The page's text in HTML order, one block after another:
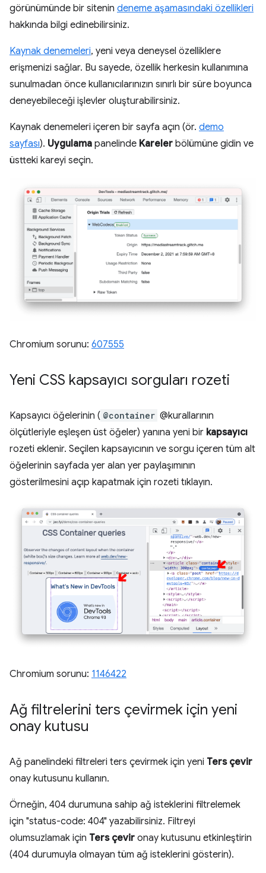
görünümünde bir sitenin deneme aşamasındaki özellikleri
hakkında bilgi edinebilirsiniz.
Kaynak denemeleri, yeni veya deneysel özelliklere
erişmenizi sağlar. Bu sayede, özellik herkesin kullanımına
sunulmadan önce kullanıcılarınızın sınırlı bir süre boyunca
deneyebileceği işlevler oluşturabilirsiniz.
Kaynak denemeleri içeren bir sayfa açın (ör. demo
sayfası). Uygulama panelinde Kareler bölümüne gidin ve
üstteki kareyi seçin.
Chromium sorunu: 607555
Yeni CSS kapsayıcı sorguları rozeti
Kapsayıcı öğelerinin ( @container @kurallarının
ölçütleriyle eşleşen üst öğeler) yanına yeni bir kapsayıcı
rozeti eklenir. Seçilen kapsayıcının ve sorgu içeren tüm alt
öğelerinin sayfada yer alan yer paylaşımının
gösterilmesini açıp kapatmak için rozeti tıklayın.
Chromium sorunu: 1146422
Ağ filtrelerini ters çevirmek için yeni
onay kutusu
Ağ panelindeki filtreleri ters çevirmek için yeni Ters çevir
onay kutusunu kullanın.
Örneğin, 404 durumuna sahip ağ isteklerini filtrelemek
için "status-code: 404" yazabilirsiniz. Filtreyi
olumsuzlamak için Ters çevir onay kutusunu etkinleştirin
(404 durumuyla olmayan tüm ağ isteklerini gösterin).